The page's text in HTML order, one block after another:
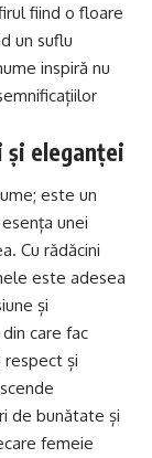
fiind o floare
un suflu
inspiră nu
eleganței
este un
unei
Cu rădăcini
este adesea
și
care fac
respect și
de bunătate și
femeie